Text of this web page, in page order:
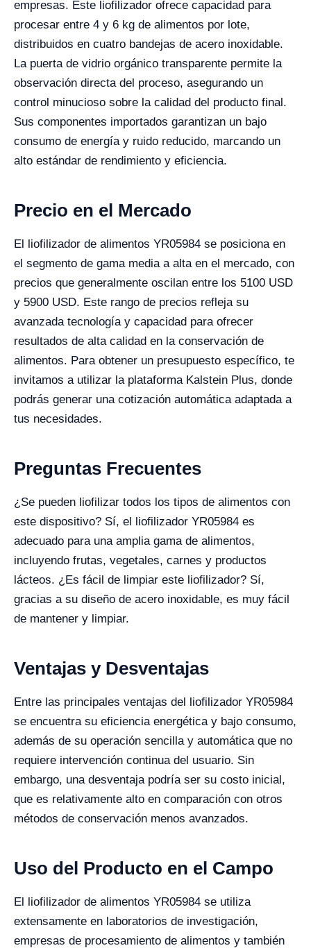
empresas. Este liofilizador ofrece capacidad para
procesar entre 4 y 6 kg de alimentos por lote,
distribuidos en cuatro bandejas de acero inoxidable.
La puerta de vidrio orgánico transparente permite la
observación directa del proceso, asegurando un
control minucioso sobre la calidad del producto final.
Sus componentes importados garantizan un bajo
consumo de energía y ruido reducido, marcando un
alto estándar de rendimiento y eficiencia.
Precio en el Mercado
El liofilizador de alimentos YR05984 se posiciona en
el segmento de gama media a alta en el mercado, con
precios que generalmente oscilan entre los 5100 USD
y 5900 USD. Este rango de precios refleja su
avanzada tecnología y capacidad para ofrecer
resultados de alta calidad en la conservación de
alimentos. Para obtener un presupuesto específico, te
invitamos a utilizar la plataforma Kalstein Plus, donde
podrás generar una cotización automática adaptada a
tus necesidades.
Preguntas Frecuentes
¿Se pueden liofilizar todos los tipos de alimentos con
este dispositivo? Sí, el liofilizador YR05984 es
adecuado para una amplia gama de alimentos,
incluyendo frutas, vegetales, carnes y productos
lácteos. ¿Es fácil de limpiar este liofilizador? Sí,
gracias a su diseño de acero inoxidable, es muy fácil
de mantener y limpiar.
Ventajas y Desventajas
Entre las principales ventajas del liofilizador YR05984
se encuentra su eficiencia energética y bajo consumo,
además de su operación sencilla y automática que no
requiere intervención continua del usuario. Sin
embargo, una desventaja podría ser su costo inicial,
que es relativamente alto en comparación con otros
métodos de conservación menos avanzados.
Uso del Producto en el Campo
El liofilizador de alimentos YR05984 se utiliza
extensamente en laboratorios de investigación,
empresas de procesamiento de alimentos y también